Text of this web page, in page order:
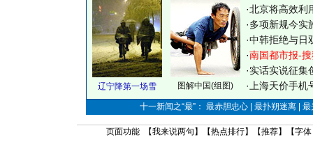
辽宁降第一场雪 图解中国(组图)
·北京将高效利
·多项新规今实
·中韩拒绝与日
·南国都市报-
·实话实说征集
· 上海天价手
十一新闻之“最”： 最赤胆忠心 | 最扑朔迷离 |
页面功能 【我来说两句 】【热点排行】【推荐】【字体